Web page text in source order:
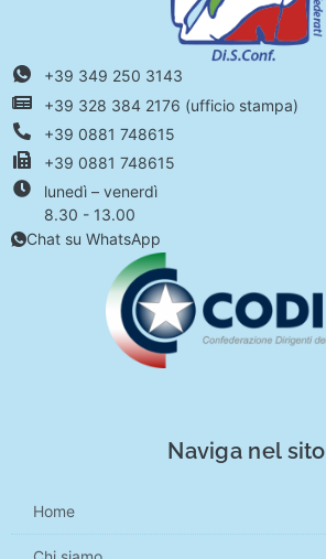
+39 349 250 3143
+39 328 384 2176 (ufficio stampa)
+39 0881 748615
+39 0881 748615
lunedì – venerdì
8.30 - 13.00
Chat su WhatsApp
Naviga nel sito
Home